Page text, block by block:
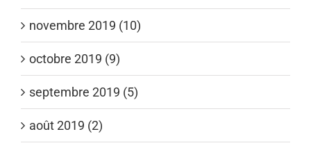
novembre 2019 (10)
octobre 2019 (9)
septembre 2019 (5)
août 2019 (2)